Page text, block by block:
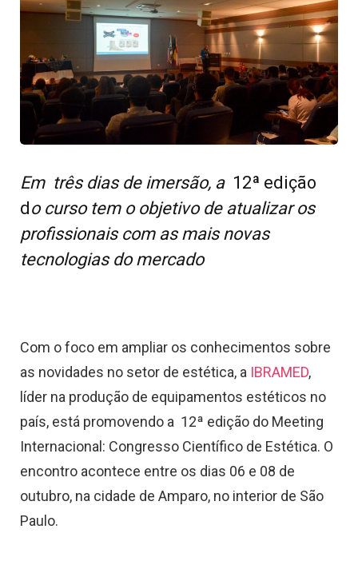
Em três dias de imersão, a 12ª edição
do curso tem o objetivo de atualizar os
profissionais com as mais novas
tecnologias do mercado
Com o foco em ampliar os conhecimentos sobre
as novidades no setor de estética, a IBRAMED,
líder na produção de equipamentos estéticos no
país, está promovendo a 12ª edição do Meeting
Internacional: Congresso Científico de Estética. O
encontro acontece entre os dias 06 e 08 de
outubro, na cidade de Amparo, no interior de São
Paulo.